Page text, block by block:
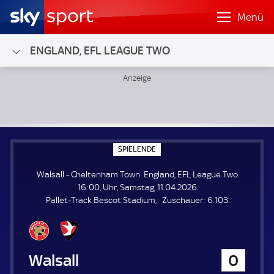
Menü
ENGLAND, EFL LEAGUE TWO
SPIELENDE
P
E
L
E
Walsall - Cheltenham Town. England, EFL League Two.
16:00, Uhr, Samstag, 11.04.2026.
Pallet-Track Bescot Stadium
Zuschauer: Z
6.103.
Walsall
0